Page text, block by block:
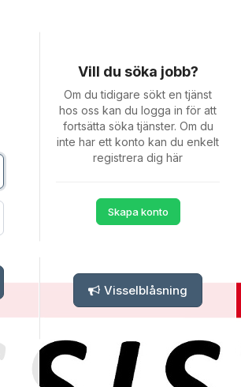
Vill du söka jobb?
Om du tidigare sökt en tjänst
hos oss kan du logga in för att
fortsätta söka tjänster. Om du
inte har ett konto kan du enkelt
registrera dig här
Skapa konto
Visselblåsning